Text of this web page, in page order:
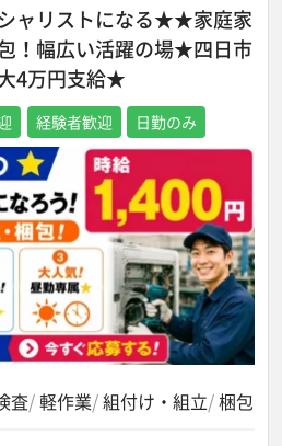
ャリストになる★★家庭家
！幅広い活躍の場★四日市
4万円支給★
経験者歓迎 日勤のみ
査 軽作業 組付け・組立 梱包